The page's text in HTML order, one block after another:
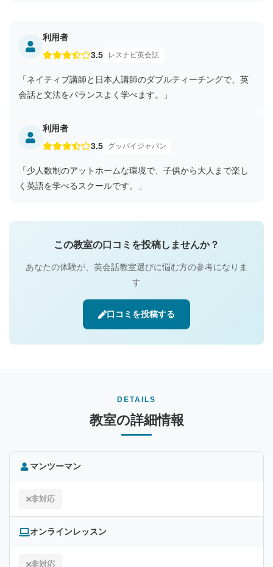
利用者
3.5
レスナビ英会話
「ネイティブ講師と日本人講師のダブルティーチングで、英
会話と文法をバランスよく学べます。」
利用者
3.5
グッバイジャパン
「少人数制のアットホームな環境で、子供から大人まで楽し
く英語を学べるスクールです。」
この教室の口コミを投稿しませんか？
あなたの体験が、英会話教室選びに悩む方の参考になりま
す
口コミを投稿する
DETAILS
教室の詳細情報
マンツーマン
非対応
オンラインレッスン
非対応